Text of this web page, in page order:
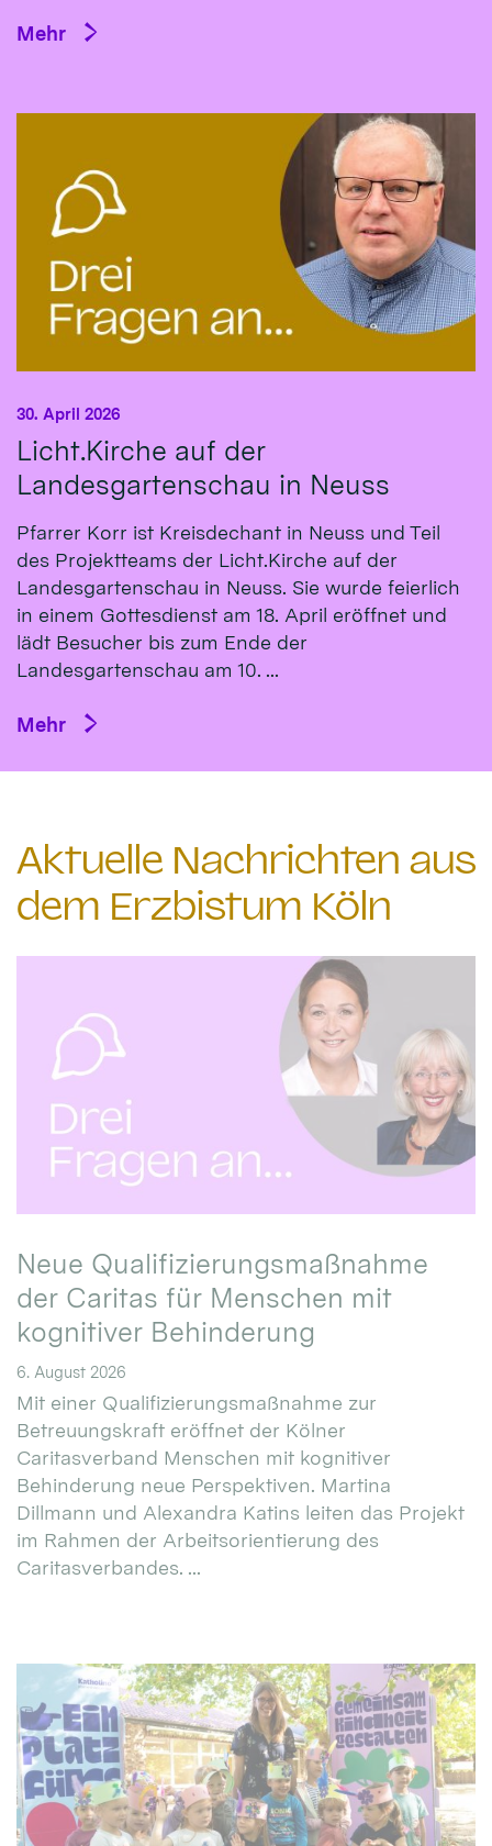
Mehr
Licht.Kirche auf der
Landesgartenschau in Neuss
30. April 2026
Pfarrer Korr ist Kreisdechant in Neuss und Teil
des Projektteams der Licht.Kirche auf der
Landesgartenschau in Neuss. Sie wurde feierlich
in einem Gottesdienst am 18. April eröffnet und
lädt Besucher bis zum Ende der
Landesgartenschau am 10. ...
Mehr
Aktuelle Nachrichten aus
dem Erzbistum Köln
Neue Qualifizierungsmaßnahme
der Caritas für Menschen mit
kognitiver Behinderung
6. August 2026
Mit einer Qualifizierungsmaßnahme zur
Betreuungskraft eröffnet der Kölner
Caritasverband Menschen mit kognitiver
Behinderung neue Perspektiven. Martina
Dillmann und Alexandra Katins leiten das Projekt
im Rahmen der Arbeitsorientierung des
Caritasverbandes. ...